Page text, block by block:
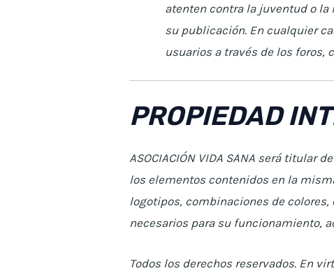
atenten contra la juventud o la
su publicación. En cualquier
usuarios a través de los foros,
PROPIEDAD
ASOCIACIÓN VIDA SANA será
los elementos contenidos en la
logotipos, combinaciones de
necesarios para su funcionamiento,
Todos los derechos reservados. En